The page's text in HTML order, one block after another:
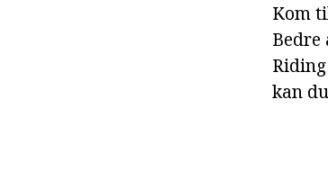
Kom
Bedre
kan